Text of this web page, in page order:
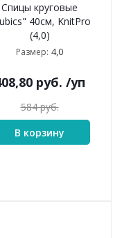
Спицы круговые
40см, KnitPro
(4,0)
Размер: 4,0
руб. /уп
584руб.
В корзину